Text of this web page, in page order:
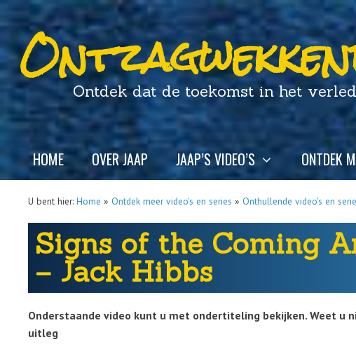
Ontdek dat de toekomst in het
HOME OVER JAAP JAAP’S VIDEO’S ONTDEK
U bent hier: Home » Ontdek meer video's en series » Onthullende video's en
Signs of the Coming
– Jack Hibbs
Onderstaande video kunt u met ondertiteling bekijken. Weet u
uitleg